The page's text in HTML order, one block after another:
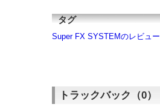
タグ
Super FX SYSTEMのレビュー
トラックバック（0）